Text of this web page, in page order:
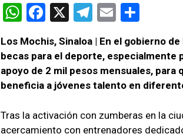
W
at
s
A
p
p
F
ce
b
o
o
k
X
T
e
gr
a
E
ail m
p
ar
Los Mochis, Sinaloa | En el gobierno
becas para el deporte,
apoyo de 2 mil pesos mensuales,
beneficia a jóvenes talento en
Tras la activación con zumberas en la
acercamiento con entrenadores